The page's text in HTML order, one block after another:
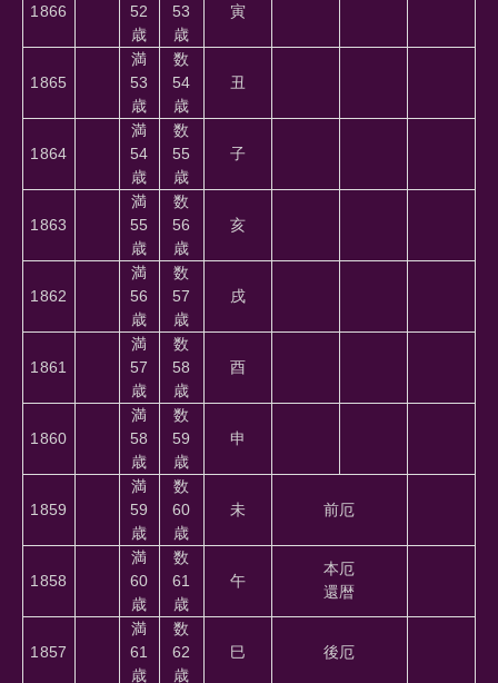
1866
52
歳
53
歳
寅
1865
満
53
歳
数
54
歳
丑
1864
満
54
歳
数
55
歳
子
1863
満
55
歳
数
56
歳
亥
1862
満
56
歳
数
57
歳
戌
1861
満
57
歳
数
58
歳
酉
1860
満
58
歳
数
59
歳
申
1859
満
59
歳
数
60
歳
未 前厄
1858
満
60
歳
数
61
歳
午
本厄
還暦
1857
満
61
歳
数
62
歳
巳 後厄